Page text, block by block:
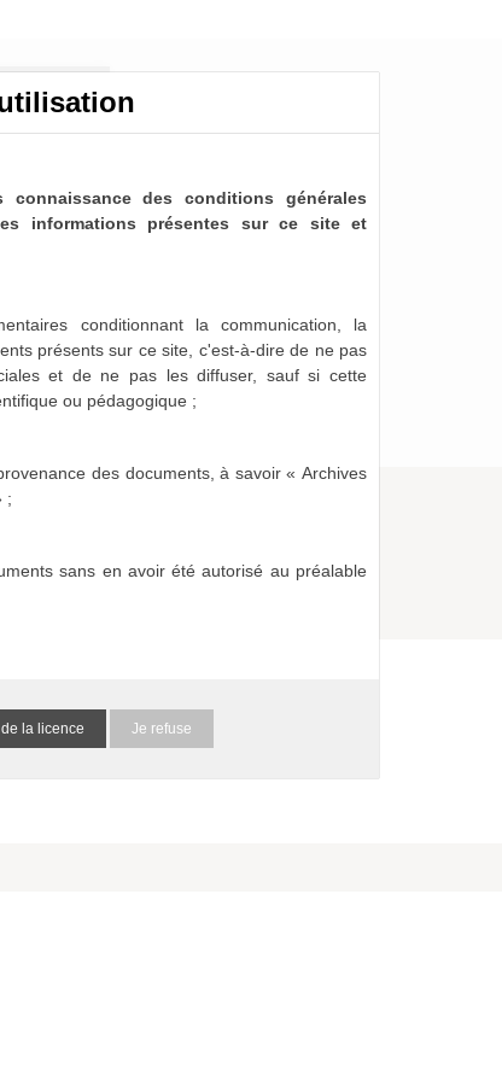
disponibles
actuellement
Sevran
des conditions générales
informations présentes sur ce site et
conditionnant la communication, la
présents sur ce site, c'est-à-dire de ne pas
et de ne pas les diffuser, sauf si cette
ou pédagogique ;
des documents, à savoir « Archives
;
sans en avoir été autorisé au préalable
Je refuse